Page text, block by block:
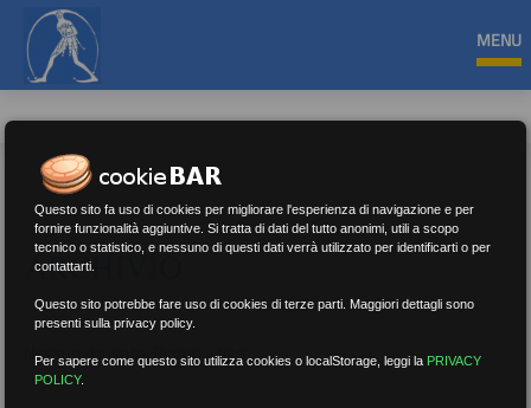
MENU
ARCHIVIO
Nessun risultato.Rimuovi filtri
Questo sito fa uso di cookies per migliorare l'esperienza di navigazione e per
fornire funzionalità aggiuntive. Si tratta di dati del tutto anonimi, utili a scopo
tecnico o statistico, e nessuno di questi dati verrà utilizzato per identificarti o per
contattarti.
Questo sito potrebbe fare uso di cookies di terze parti. Maggiori dettagli sono
presenti sulla privacy policy.
Per sapere come questo sito utilizza cookies o localStorage, leggi la PRIVACY
POLICY.